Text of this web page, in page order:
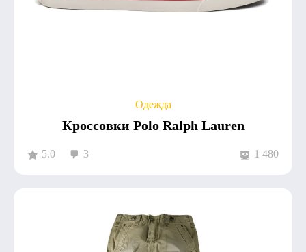
Одежда
Кроссовки Polo Ralph Lauren
5.0 3 1 480